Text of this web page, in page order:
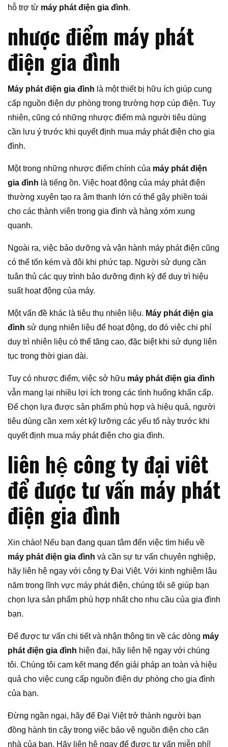
hỗ trợ từ máy phát điện gia đình.
nhược điểm máy phát
điện gia đình
Máy phát điện gia đình là một thiết bị hữu ích giúp cung
cấp nguồn điện dự phòng trong trường hợp cúp điện. Tuy
nhiên, cũng có những nhược điểm mà người tiêu dùng
cần lưu ý trước khi quyết định mua máy phát điện cho gia
đình.
Một trong những nhược điểm chính của máy phát điện
gia đình là tiếng ồn. Việc hoạt động của máy phát điện
thường xuyên tạo ra âm thanh lớn có thể gây phiền toái
cho các thành viên trong gia đình và hàng xóm xung
quanh.
Ngoài ra, việc bảo dưỡng và vận hành máy phát điện cũng
có thể tốn kém và đôi khi phức tạp. Người sử dụng cần
tuân thủ các quy trình bảo dưỡng định kỳ để duy trì hiệu
suất hoạt động của máy.
Một vấn đề khác là tiêu thụ nhiên liệu. Máy phát điện gia
đình sử dụng nhiên liệu để hoạt động, do đó việc chi phí
duy trì nhiên liệu có thể tăng cao, đặc biệt khi sử dụng liên
tục trong thời gian dài.
Tuy có nhược điểm, việc sở hữu máy phát điện gia đình
vẫn mang lại nhiều lợi ích trong các tình huống khẩn cấp.
Để chọn lựa được sản phẩm phù hợp và hiệu quả, người
tiêu dùng cần xem xét kỹ lưỡng các yếu tố này trước khi
quyết định mua máy phát điện cho gia đình.
liên hệ công ty đại viêt
để được tư vấn máy phát
điện gia đình
Xin chào! Nếu bạn đang quan tâm đến việc tìm hiểu về
máy phát điện gia đình và cần sự tư vấn chuyên nghiệp,
hãy liên hệ ngay với công ty Đại Việt. Với kinh nghiệm lâu
năm trong lĩnh vực máy phát điện, chúng tôi sẽ giúp bạn
chọn lựa sản phẩm phù hợp nhất cho nhu cầu của gia đình
bạn.
Để được tư vấn chi tiết và nhận thông tin về các dòng máy
phát điện gia đình hiện đại, hãy liên hệ ngay với chúng
tôi. Chúng tôi cam kết mang đến giải pháp an toàn và hiệu
quả cho việc cung cấp nguồn điện dự phòng cho gia đình
của bạn.
Đừng ngần ngại, hãy để Đại Việt trở thành người bạn
đồng hành tin cậy trong việc bảo vệ nguồn điện cho căn
nhà của bạn. Hãy liên hệ ngay để được tư vấn miễn phí!